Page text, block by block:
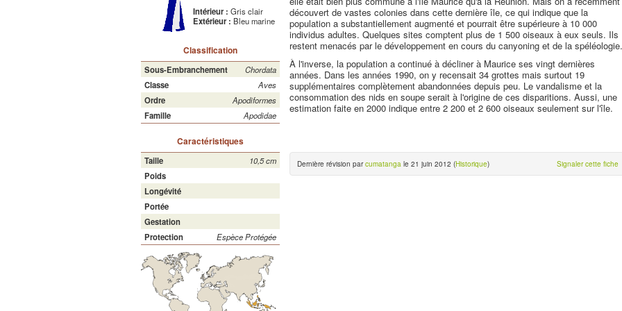
Intérieur : Gris clair
Extérieur : Bleu marine
Classification
Sous-Embranchement
Chordata
Classe
Aves
Ordre
Apodiformes
Famille
Apodidae
Caractéristiques
Taille
10,5 cm
Poids
Longévité
Portée
Gestation
Protection
Espèce Protégée
découvert de vastes colonies dans cette dernière île, ce qui indique que la
population a substantiellement augmenté et pourrait être supérieure à 10 000
individus adultes. Quelques sites comptent plus de 1 500 oiseaux à eux seuls. Ils
restent menacés par le développement en cours du canyoning et de la spéléologie.
À l'inverse, la population a continué à décliner à Maurice ses vingt dernières
années. Dans les années 1990, on y recensait 34 grottes mais surtout 19
supplémentaires complètement abandonnées depuis peu. Le vandalisme et la
consommation des nids en soupe serait à l'origine de ces disparitions. Aussi, une
estimation faite en 2000 indique entre 2 200 et 2 600 oiseaux seulement sur l'île.
Dernière révision parcumatanga le 21 juin 2012 (Historique) Signaler cette fiche